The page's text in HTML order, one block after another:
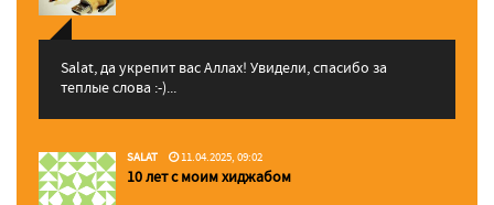
Salat, да укрепит вас Аллаx! Увидели, спасибо за
теплые слова :-)...
SALAT 11.04.2025, 09:02
10 лет с моим хиджабом